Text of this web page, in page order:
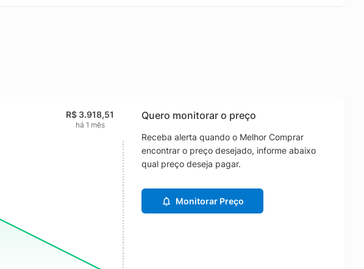
R$ 3.918,51
há 1 mês
Quero monitorar o preço
Receba alerta quando o Melhor Comprar
encontrar o preço desejado, informe abaixo
qual preço deseja pagar.
Monitorar Preço